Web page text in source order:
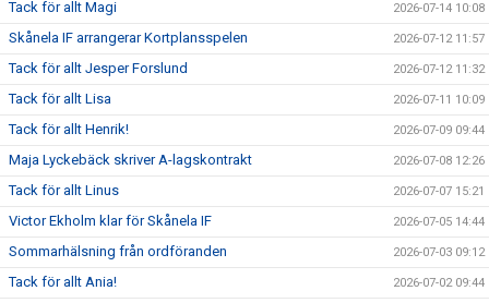
Tack för allt Magi 2026-07-14 10:08
Skånela IF arrangerar Kortplansspelen 2026-07-12 11:57
Tack för allt Jesper Forslund 2026-07-12 11:32
Tack för allt Lisa 2026-07-11 10:09
Tack för allt Henrik! 2026-07-09 09:44
Maja Lyckebäck skriver A-lagskontrakt 2026-07-08 12:26
Tack för allt Linus 2026-07-07 15:21
Victor Ekholm klar för Skånela IF 2026-07-05 14:44
Sommarhälsning från ordföranden 2026-07-03 09:12
Tack för allt Ania! 2026-07-02 09:44